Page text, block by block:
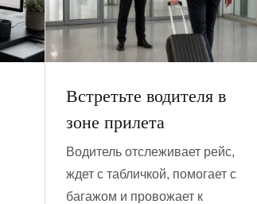
Встретьте водителя в
зоне прилета
Водитель отслеживает рейс,
ждет с табличкой, помогает с
багажом и провожает к